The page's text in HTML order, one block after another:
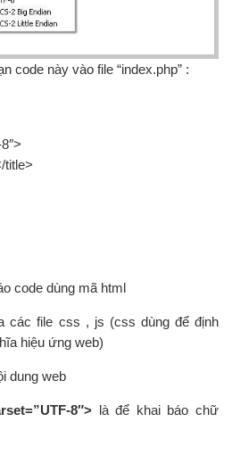
code này vào file “index.php” :
code dùng mã html
các file css , js (css dùng để định
hiệu ứng web)
dung web
8″> là để khai báo chữ